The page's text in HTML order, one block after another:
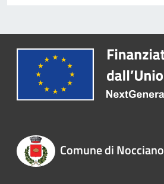
Comune di Nocciano